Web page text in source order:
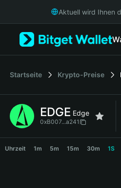
Русский
Italiano
简体中文
繁體中文
Bahasa Indonesia
Aktuell wird Ihnen
Startseite Krypto-Preise
EDGE Edge
0xB007...a241
Uhrzeit 1m 5m 15m 30m 1S